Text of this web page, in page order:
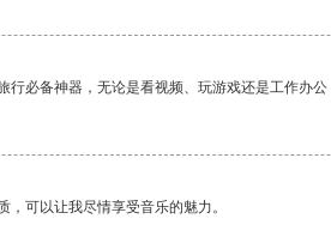
行必备神器，无论是看视频、玩游戏还是工作办
可以让我尽情享受音乐的魅力。